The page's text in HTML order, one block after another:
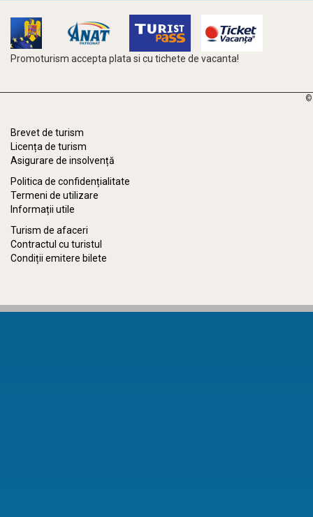
Promoturism accepta plata si cu tichete de vacanta!
©
Brevet de turism
Licența de turism
Asigurare de insolvență
Politica de confidențialitate
Termeni de utilizare
Informații utile
Turism de afaceri
Contractul cu turistul
Condiții emitere bilete